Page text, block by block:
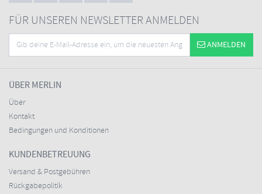
FÜR UNSEREN NEWSLETTER ANMELDEN
ANMELDEN
ÜBER MERLIN
Über
Kontakt
Bedingungen und Konditionen
KUNDENBETREUUNG
Versand & Postgebühren
Rückgabepolitik